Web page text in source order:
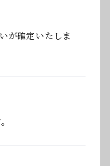
が確定いたしま